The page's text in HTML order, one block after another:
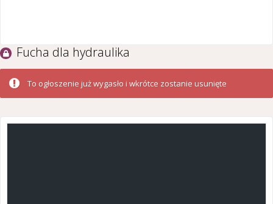
Fucha dla hydraulika
To ogłoszenie już wygasło i wkrótce zostanie usunięte